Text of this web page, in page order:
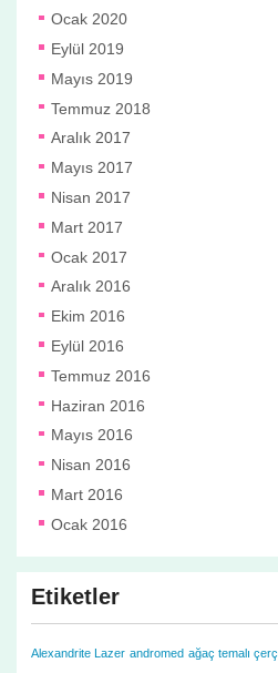
Ocak 2020
Eylül 2019
Mayıs 2019
Temmuz 2018
Aralık 2017
Mayıs 2017
Nisan 2017
Mart 2017
Ocak 2017
Aralık 2016
Ekim 2016
Eylül 2016
Temmuz 2016
Haziran 2016
Mayıs 2016
Nisan 2016
Mart 2016
Ocak 2016
Etiketler
Alexandrite Lazer andromed ağaç temalı